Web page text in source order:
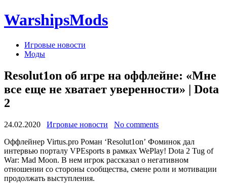
WarshipsMods
Игровые новости
Моды
Resolut1on об игре на оффлейне: «‎Мне
все еще не хватает уверенности» | Dota
2
24.02.2020 Игровые новости
No comments
Оффлейнер Virtus.pro Роман ‘Resolut1on’ Фоминок дал
интервью порталу VPEsports в рамках WePlay! Dota 2 Tug of
War: Mad Moon. В нем игрок рассказал о негативном
отношении со стороны сообщества, смене роли и мотивации
продолжать выступления.